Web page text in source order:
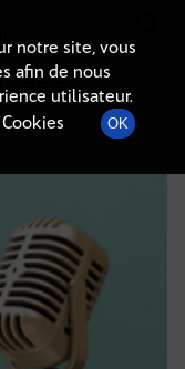
notre site, vous
afin de nous
utilisateur.
OK